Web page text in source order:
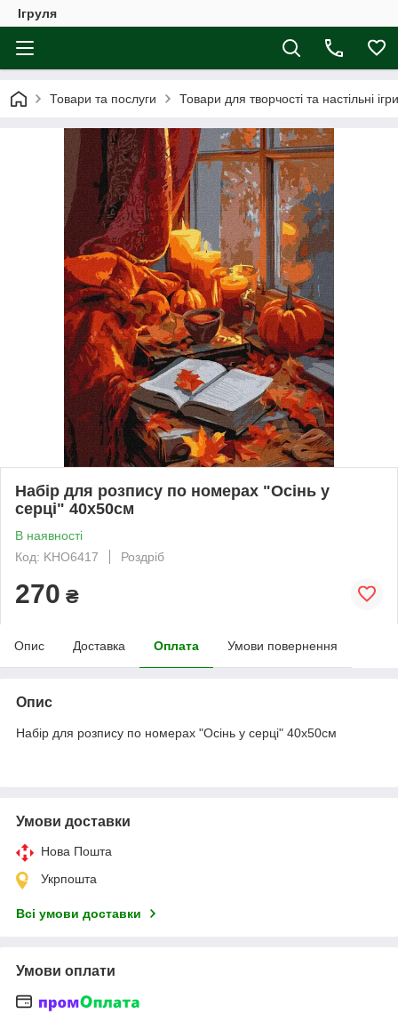
Ігруля
Товари та послуги Товари для творчості та настільні ігри
Набір для розпису по номерах "Осінь у
серці" 40х50см
В наявності
Код: KHO6417
Роздріб
270 ₴
Опис Доставка Оплата Умови повернення
Опис
Набір для розпису по номерах "Осінь у серці" 40х50см
Умови доставки
Нова Пошта
Укрпошта
Всі умови доставки
Умови оплати